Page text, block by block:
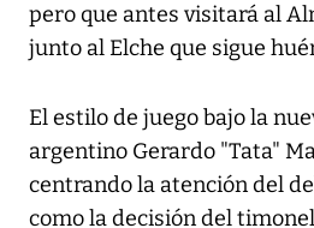
pero que antes visitará al
junto al Elche que sigue
El estilo de juego bajo la
argentino Gerardo "Tata"
centrando la atención del
como la decisión del